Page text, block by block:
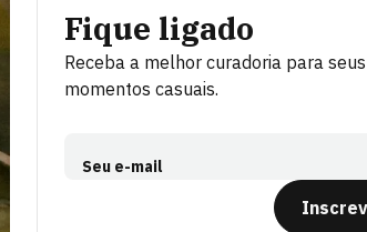
Fique ligado
Receba a melhor curadoria para seus
momentos casuais.
Seu e-mail